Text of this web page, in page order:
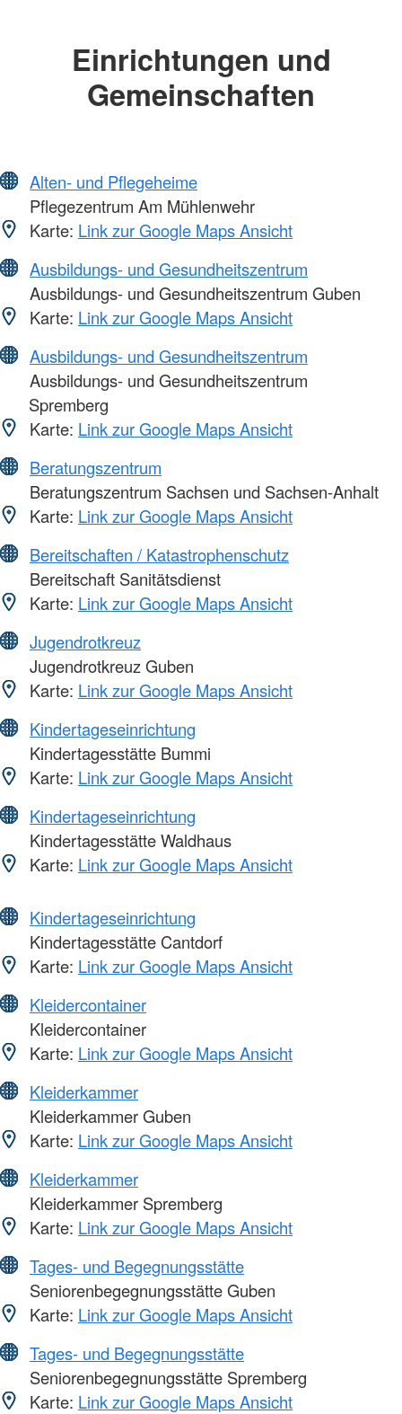
Einrichtungen und
Gemeinschaften
Alten- und Pflegeheime
Pflegezentrum Am Mühlenwehr
Karte: Link zur Google Maps Ansicht
Ausbildungs- und Gesundheitszentrum
Ausbildungs- und Gesundheitszentrum Guben
Karte: Link zur Google Maps Ansicht
Ausbildungs- und Gesundheitszentrum
Ausbildungs- und Gesundheitszentrum
Spremberg
Karte: Link zur Google Maps Ansicht
Beratungszentrum
Beratungszentrum Sachsen und Sachsen-Anhalt
Karte: Link zur Google Maps Ansicht
Bereitschaften / Katastrophenschutz
Bereitschaft Sanitätsdienst
Karte: Link zur Google Maps Ansicht
Jugendrotkreuz
Jugendrotkreuz Guben
Karte: Link zur Google Maps Ansicht
Kindertageseinrichtung
Kindertagesstätte Bummi
Karte: Link zur Google Maps Ansicht
Kindertageseinrichtung
Kindertagesstätte Waldhaus
Karte: Link zur Google Maps Ansicht
Kindertageseinrichtung
Kindertagesstätte Cantdorf
Karte: Link zur Google Maps Ansicht
Kleidercontainer
Kleidercontainer
Karte: Link zur Google Maps Ansicht
Kleiderkammer
Kleiderkammer Guben
Karte: Link zur Google Maps Ansicht
Kleiderkammer
Kleiderkammer Spremberg
Karte: Link zur Google Maps Ansicht
Tages- und Begegnungsstätte
Seniorenbegegnungsstätte Guben
Karte: Link zur Google Maps Ansicht
Tages- und Begegnungsstätte
Seniorenbegegnungsstätte Spremberg
Karte: Link zur Google Maps Ansicht